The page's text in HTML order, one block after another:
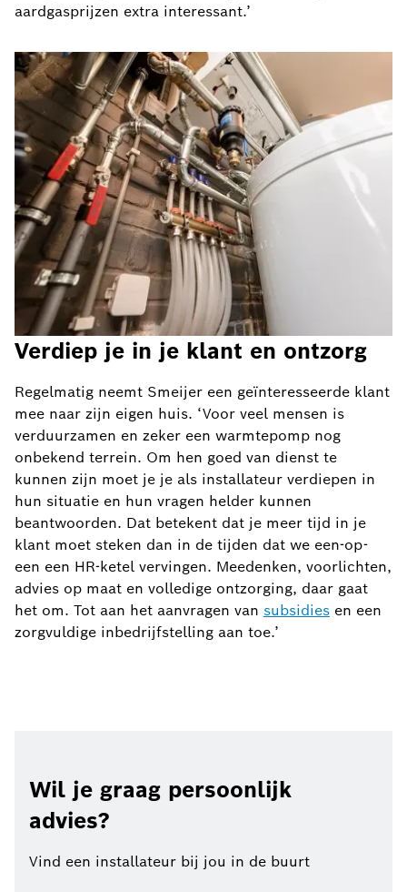
aardgasprijzen extra interessant.’
Verdiep je in je klant en ontzorg
Regelmatig neemt Smeijer een geïnteresseerde klant
mee naar zijn eigen huis. ‘Voor veel mensen is
verduurzamen en zeker een warmtepomp nog
onbekend terrein. Om hen goed van dienst te
kunnen zijn moet je je als installateur verdiepen in
hun situatie en hun vragen helder kunnen
beantwoorden. Dat betekent dat je meer tijd in je
klant moet steken dan in de tijden dat we een-op-
een een HR-ketel vervingen. Meedenken, voorlichten,
advies op maat en volledige ontzorging, daar gaat
het om. Tot aan het aanvragen van subsidies en een
zorgvuldige inbedrijfstelling aan toe.’
Wil je graag persoonlijk
advies?
Vind een installateur bij jou in de buurt